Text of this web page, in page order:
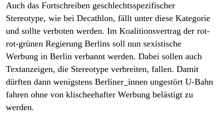
Auch das Fortschreiben geschlechtsspezifischer
Stereotype, wie bei Decathlon, fällt unter diese Kategorie
und sollte verboten werden. Im Koalitionsvertrag der rot-
rot-grünen Regierung Berlins soll nun sexistische
Werbung in Berlin verbannt werden. Dabei sollen auch
Textanzeigen, die Stereotype verbreiten, fallen. Damit
dürften dann wenigstens Berliner_innen ungestört U-Bahn
fahren ohne von klischeehafter Werbung belästigt zu
werden.